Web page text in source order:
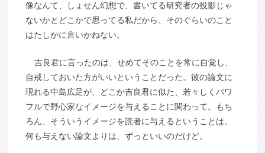
像なんて、しょせん幻想で、書いてる研究者の投影じゃ
ないかとどこかで思ってる私だから、そのぐらいのこと
はたしかに言いかねない。
吉良君に言ったのは、せめてそのことを常に自覚し、
自戒しておいた方がいいということだった。彼の論文に
現れる中島広足が、どこか吉良君に似た、若々しくパワ
フルで野心家なイメージを与えることに関わって。もち
ろん、そういうイメージを読者に与えるということは、
何も与えない論文よりは、ずっといいのだけど。